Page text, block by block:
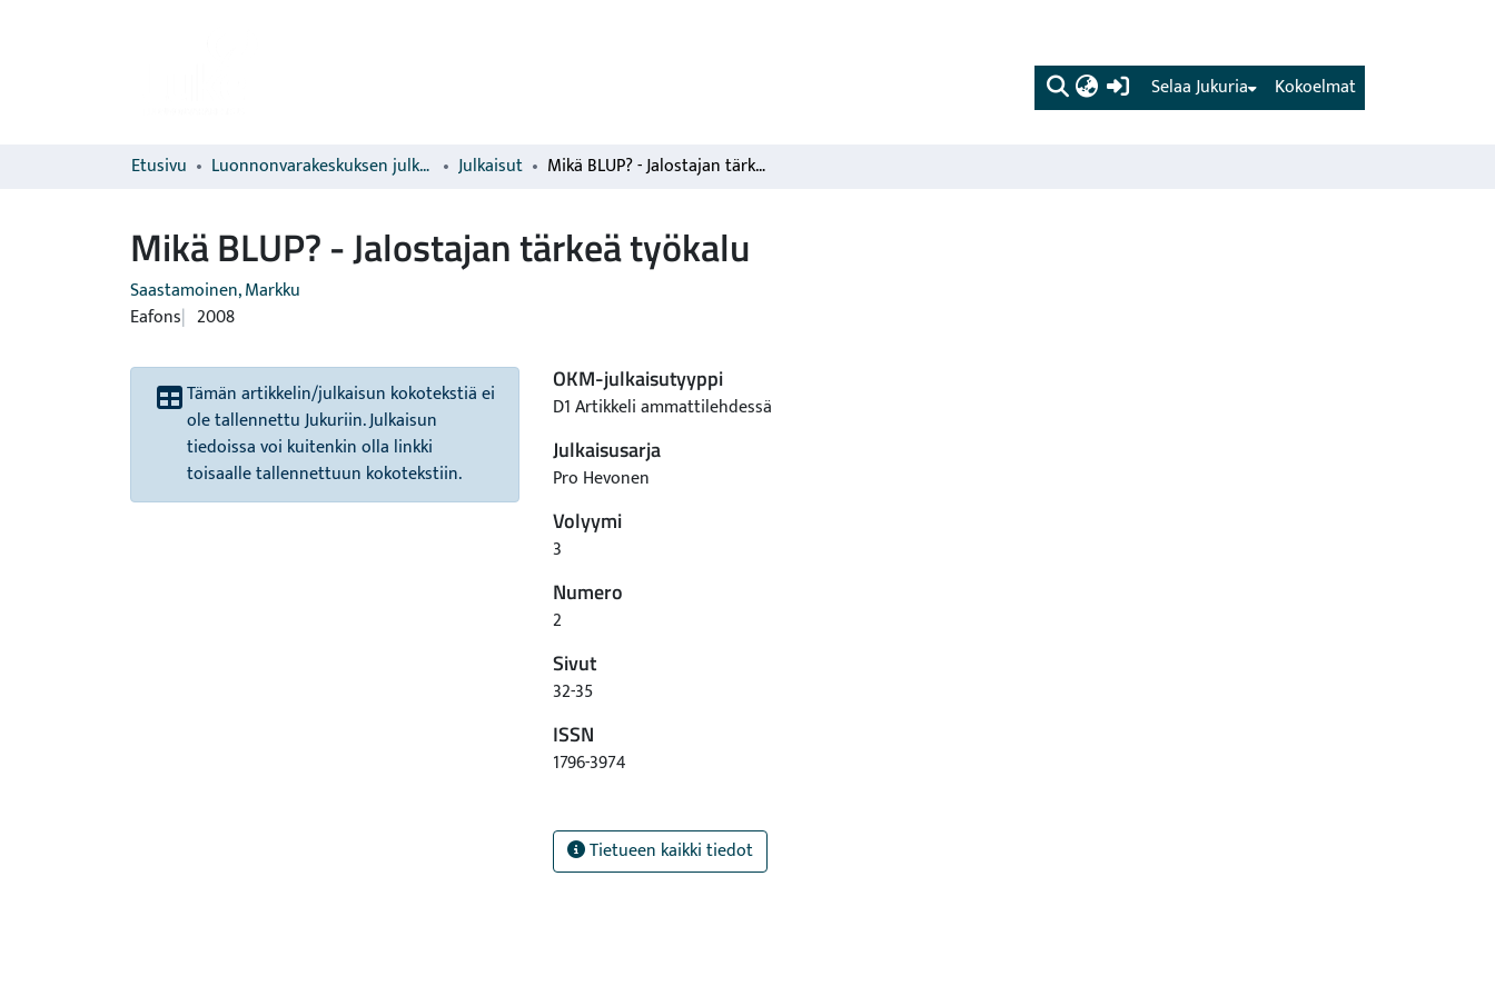
(current) Kokoelmat
Selaa Jukuria
Etusivu Luonnonvarakeskuksen julkaisut Julkaisut Mikä BLUP? - Jalostajan tärkeä työkalu
Mikä BLUP? - Jalostajan tärkeä työkalu
Saastamoinen, Markku
Eafons 2008
Tämän artikkelin/julkaisun kokotekstiä ei
ole tallennettu Jukuriin. Julkaisun
tiedoissa voi kuitenkin olla linkki
toisaalle tallennettuun kokotekstiin.
OKM-julkaisutyyppi
D1 Artikkeli ammattilehdessä
Julkaisusarja
Pro Hevonen
Volyymi
3
Numero
2
Sivut
32-35
ISSN
1796-3974
Tietueen kaikki tiedot